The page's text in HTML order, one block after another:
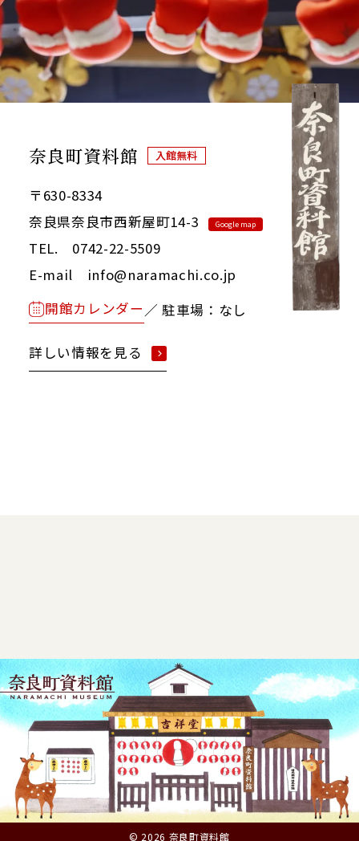
奈良町資料館 入館無料
〒630-8334
奈良県奈良市西新屋町14-3
Google map
TEL. 0742-22-5509
E-mail info@naramachi.co.jp
開館カレンダー ／ 駐車場：なし
詳しい情報を見る
© 2026 奈良町資料館